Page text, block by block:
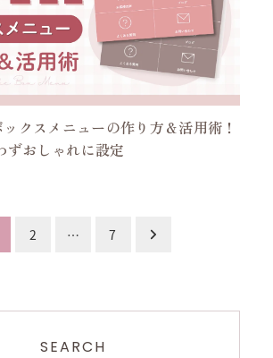
ックスメニューの作り方＆活用術！
ずおしゃれに設定
2 … 7
SEARCH